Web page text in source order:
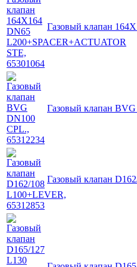
Газовый клапан
Газовый клапан
Газовый клапан